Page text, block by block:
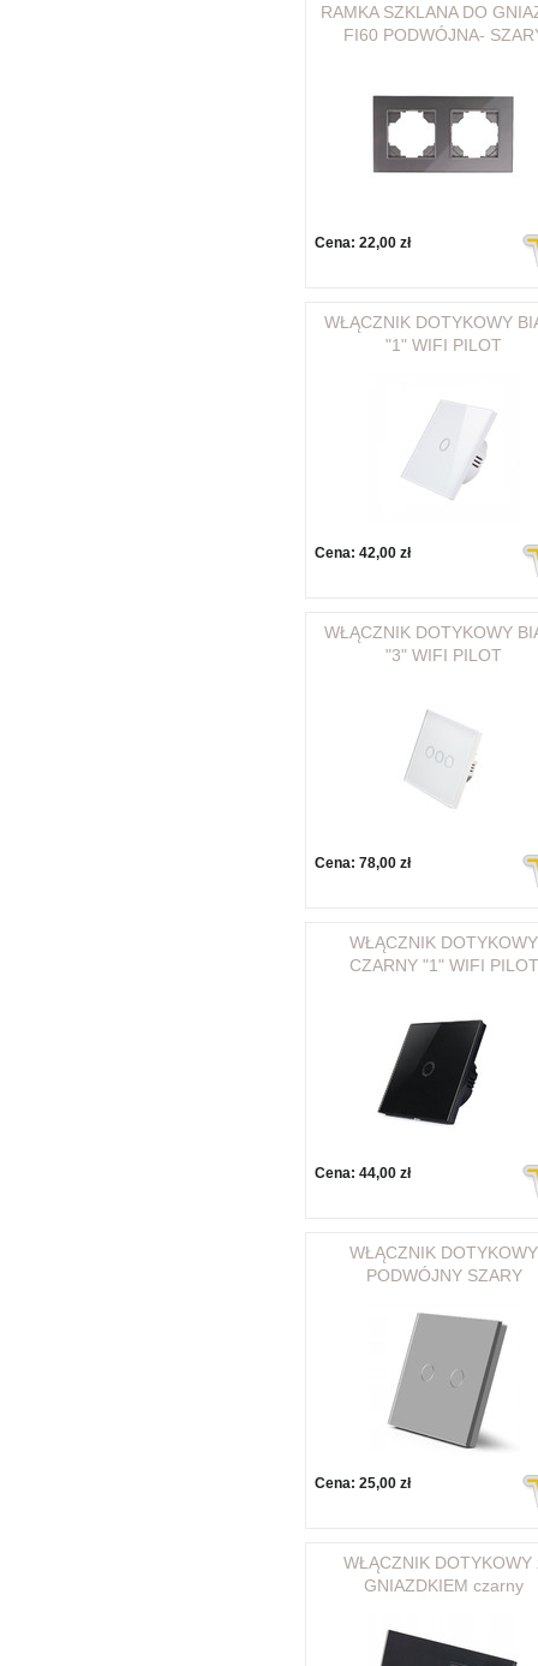
RAMKA SZKLANA DO
FI60 PODWÓJNA-
Cena: 22,00 zł
WŁĄCZNIK DOTYKOWY
"1" WIFI PILOT
Cena: 42,00 zł
WŁĄCZNIK DOTYKOWY
"3" WIFI PILOT
Cena: 78,00 zł
WŁĄCZNIK DOTYKOWY
CZARNY "1" WIFI PILOT
Cena: 44,00 zł
WŁĄCZNIK DOTYKOWY
PODWÓJNY SZARY
Cena: 25,00 zł
WŁĄCZNIK DOTYKOWY
GNIAZDKIEM czarny